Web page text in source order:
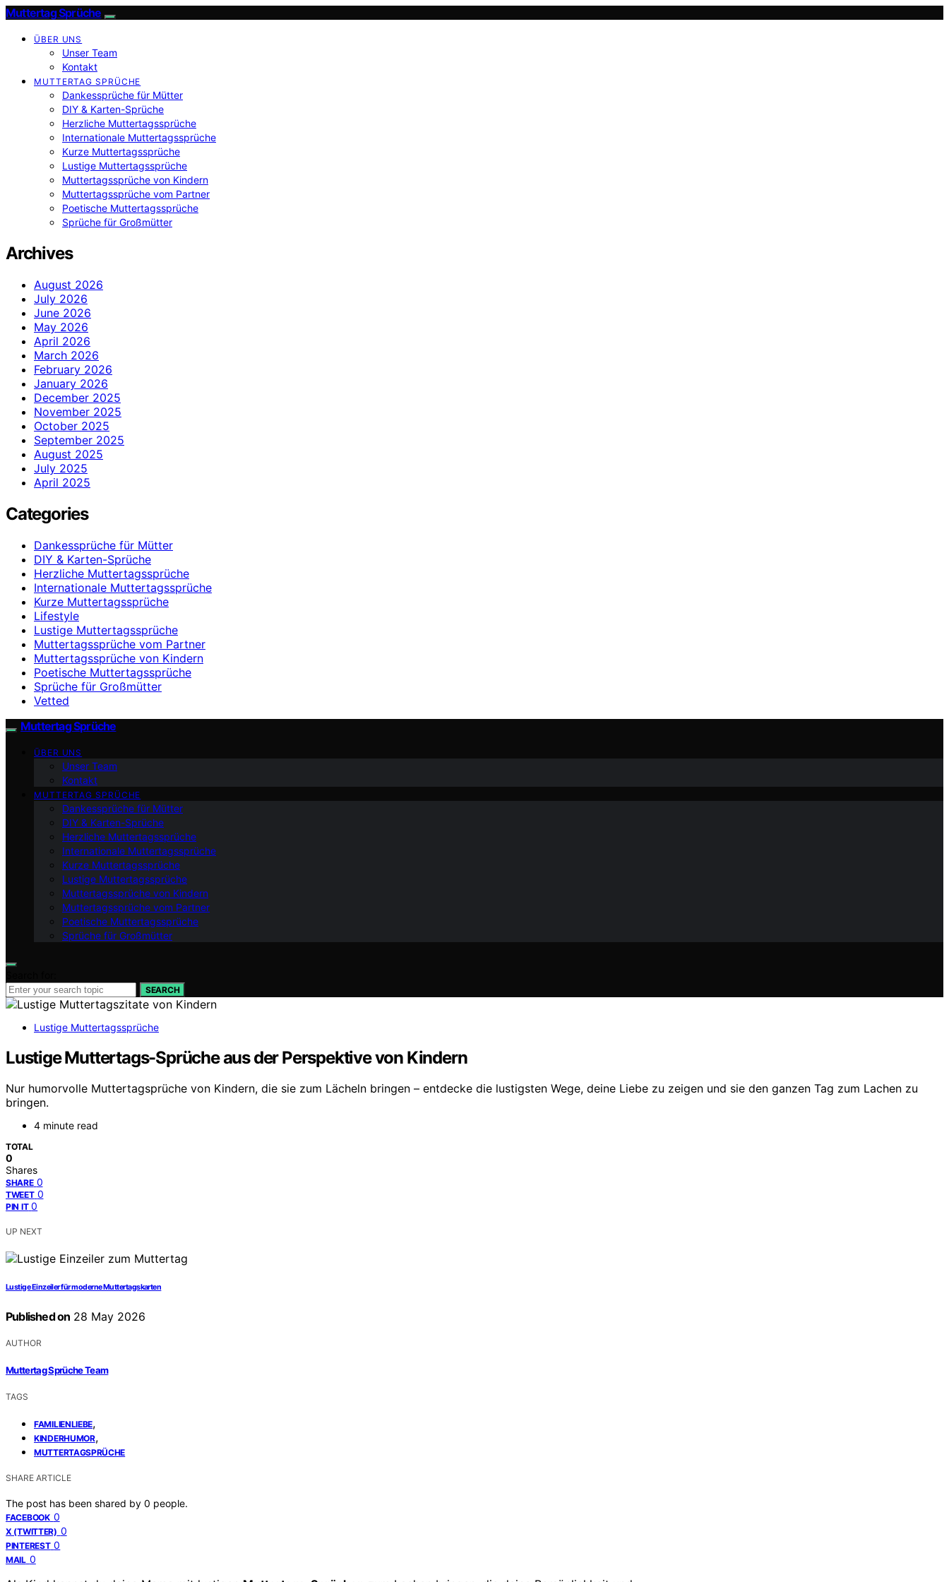
Muttertag Sprüche
ÜBER UNS
Unser Team
Kontakt
MUTTERTAG SPRÜCHE
Dankessprüche für Mütter
DIY & Karten-Sprüche
Herzliche Muttertagssprüche
Internationale Muttertagssprüche
Kurze Muttertagssprüche
Lustige Muttertagssprüche
Muttertagssprüche von Kindern
Muttertagssprüche vom Partner
Poetische Muttertagssprüche
Sprüche für Großmütter
Archives
August 2026
July 2026
June 2026
May 2026
April 2026
March 2026
February 2026
January 2026
December 2025
November 2025
October 2025
September 2025
August 2025
July 2025
April 2025
Categories
Dankessprüche für Mütter
DIY & Karten-Sprüche
Herzliche Muttertagssprüche
Internationale Muttertagssprüche
Kurze Muttertagssprüche
Lifestyle
Lustige Muttertagssprüche
Muttertagssprüche vom Partner
Muttertagssprüche von Kindern
Poetische Muttertagssprüche
Sprüche für Großmütter
Vetted
Muttertag Sprüche
ÜBER UNS
Unser Team
Kontakt
MUTTERTAG SPRÜCHE
Dankessprüche für Mütter
DIY & Karten-Sprüche
Herzliche Muttertagssprüche
Internationale Muttertagssprüche
Kurze Muttertagssprüche
Lustige Muttertagssprüche
Muttertagssprüche von Kindern
Muttertagssprüche vom Partner
Poetische Muttertagssprüche
Sprüche für Großmütter
SEARCH
Lustige Muttertagssprüche
Lustige Muttertags-Sprüche aus der Perspektive von Kindern
Nur humorvolle Muttertagsprüche von Kindern, die sie zum Lächeln bringen – entdecke die lustigsten Wege, deine Liebe zu zeigen und sie den ganzen Tag zum Lachen zu
bringen.
4 minute read
TOTAL
0
Shares
SHARE 0
TWEET 0
PIN IT 0
UP NEXT
Lustige Einzeiler für moderne Muttertagskarten
Published on 28 May 2026
AUTHOR
Muttertag Sprüche Team
TAGS
FAMILIENLIEBE,
KINDERHUMOR,
MUTTERTAGSPRÜCHE
SHARE ARTICLE
The post has been shared by 0 people.
FACEBOOK 0
X (TWITTER) 0
PINTEREST 0
MAIL 0